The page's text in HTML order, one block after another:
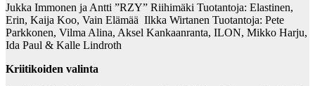
Jukka Immonen ja Antti ”RZY” Riihimäki Tuotantoja: Elastinen,
Erin, Kaija Koo, Vain Elämää Ilkka Wirtanen Tuotantoja: Pete
Parkkonen, Vilma Alina, Aksel Kankaanranta, ILON, Mikko Harju,
Ida Paul & Kalle Lindroth
Kriitikoiden valinta